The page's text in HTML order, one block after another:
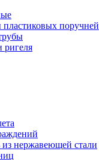
поручней
нержавеющей стали